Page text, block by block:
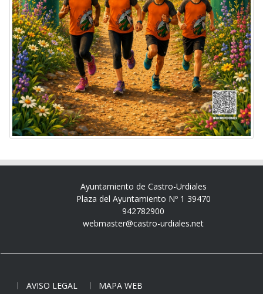
Ayuntamiento de Castro-Urdiales
Plaza del Ayuntamiento Nº 1 39470
942782900
webmaster@castro-urdiales.net
AVISO LEGAL
MAPA WEB